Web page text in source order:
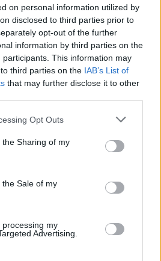
on personal information utilized by
disclosed to third parties prior to
opt-out of the further
information by third parties on the
participants. This information may
third parties on the IAB’s List of
that may further disclose it to other
app uses one or more Google
usage behaviour. You may click to
Google and its third-party tags to
purposes in below Google
Opt Outs
Sharing of my
Sale of my
my
Advertising.